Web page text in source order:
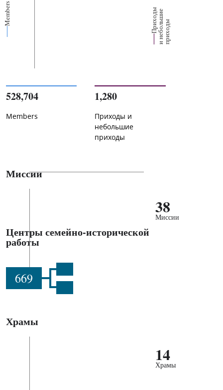
Members П
р
их
о
д
ы
и
н
е
б
о
ль
ш
ие
п
р
и
х
о
ды
528,704
Members
1,280
Приходы и
небольшие
приходы
Миссии
38
Миссии
Центры семейно-исторической
работы
669
Храмы
14
Храмы